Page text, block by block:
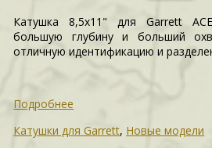
Катушка 8,5х11" для Garrett
большую глубину и больший
отличную идентификацию и
Подробнее
Катушки для Garrett, Новые модели